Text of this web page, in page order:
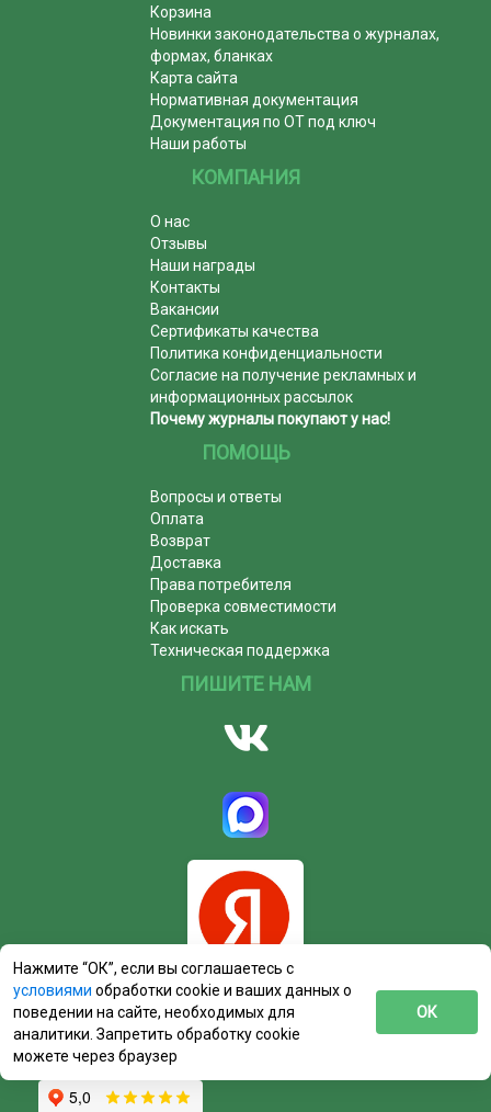
Корзина
Новинки законодательства о журналах,
формах, бланках
Карта сайта
Нормативная документация
Документация по ОТ под ключ
Наши работы
КОМПАНИЯ
О нас
Отзывы
Наши награды
Контакты
Вакансии
Сертификаты качества
Политика конфиденциальности
Согласие на получение рекламных и
информационных рассылок
Почему журналы покупают у нас!
ПОМОЩЬ
Вопросы и ответы
Оплата
Возврат
Доставка
Права потребителя
Проверка совместимости
Как искать
Техническая поддержка
ПИШИТЕ НАМ
Нажмите “ОК”, если вы соглашаетесь с
условиями обработки cookie и ваших данных о
поведении на сайте, необходимых для
аналитики. Запретить обработку cookie
можете через браузер
ОК